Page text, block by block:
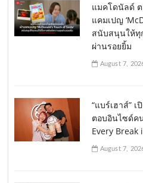
แมคโดนัลด์
แคมเปญ
สนับสนุนให้ทุ
ผ่านรอยยิ้ม
August 7,
“แบร์เฮาส์” เ
ตอบอินไซด์ค
Every Break
August 7,